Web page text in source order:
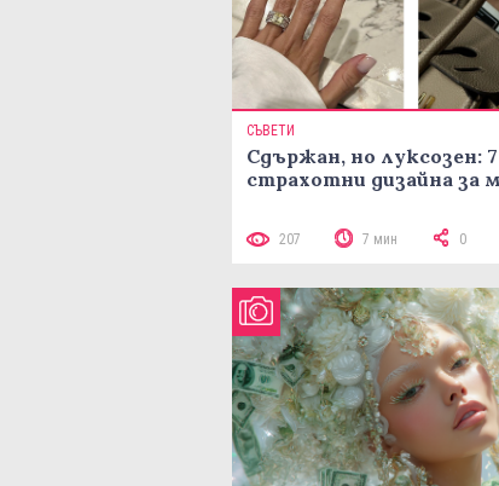
СЪВЕТИ
Сдържан, но луксозен: 7
страхотни дизайна за
207 7 мин 0